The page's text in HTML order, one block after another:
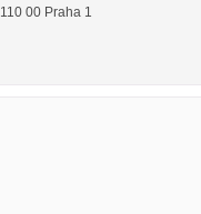
110 00 Praha 1